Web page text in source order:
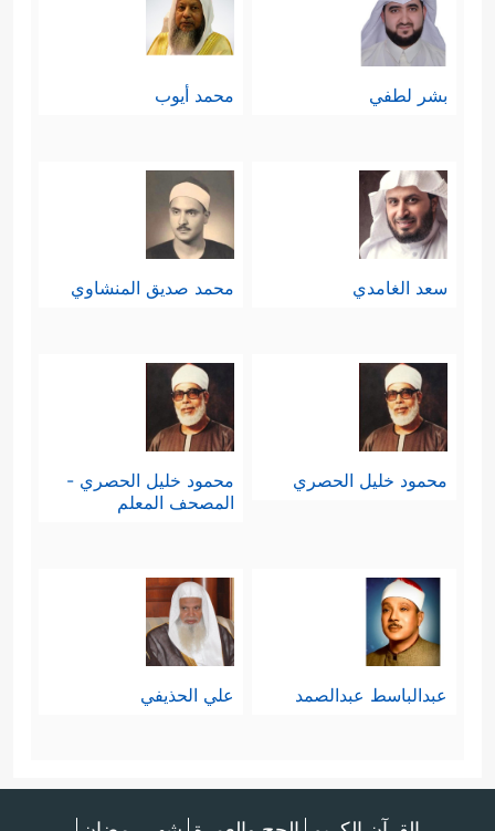
بشر لطفي محمد أيوب
سعد الغامدي محمد صديق المنشاوي
محمود خليل الحصري
محمود خليل الحصري -
المصحف المعلم
عبدالباسط عبدالصمد علي الحذيفي